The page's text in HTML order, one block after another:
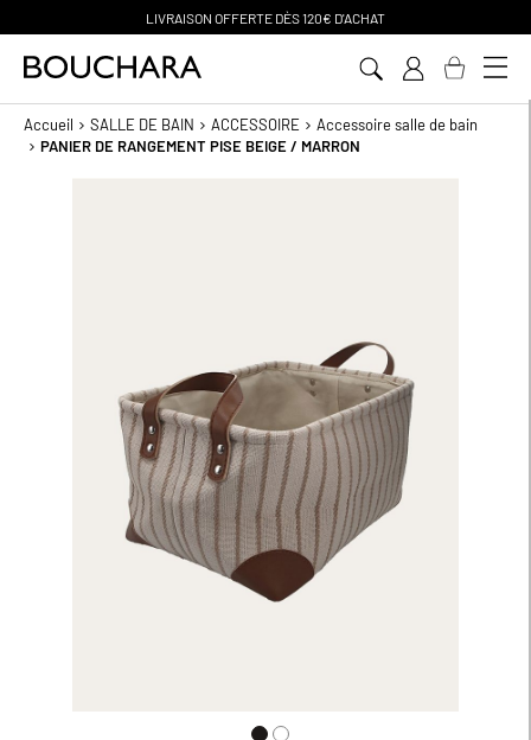
ÈS 120€ D'ACHAT
Accueil SALLE DE BAIN ACCESSOIRE
Accessoire salle de bain
PANIER DE RANGEMENT PISE BEIGE / MARRON